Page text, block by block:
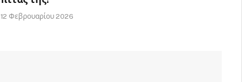
12 Φεβρουαρίου 2026